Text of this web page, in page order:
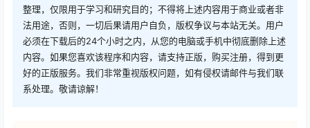
整理，仅限用于学习和研究目的；不得将上述内容用于商业或者非
法用途，否则，一切后果请用户自负，版权争议与本站无关。用户
必须在下载后的24个小时之内，从您的电脑或手机中彻底删除上述
内容。如果您喜欢该程序和内容，请支持正版，购买注册，得到更
好的正版服务。我们非常重视版权问题，如有侵权请邮件与我们联
系处理。敬请谅解！